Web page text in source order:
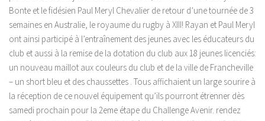
Bonte et le fidésien Paul Meryl Chevalier de retour d’une tournée de 3
semaines en Australie, le royaume du rugby à XIII! Rayan et Paul Meryl
ont ainsi participé à l’entraînement des jeunes avec les éducateurs du
club et aussi à la remise de la dotation du club aux 18 jeunes licenciés:
un nouveau maillot aux couleurs du club et de la ville de Francheville
– un short bleu et des chaussettes . Tous affichaient un large sourire à
la réception de ce nouvel équipement qu’ils pourront étrenner dès
samedi prochain pour la 2eme étape du Challenge Avenir. rendez